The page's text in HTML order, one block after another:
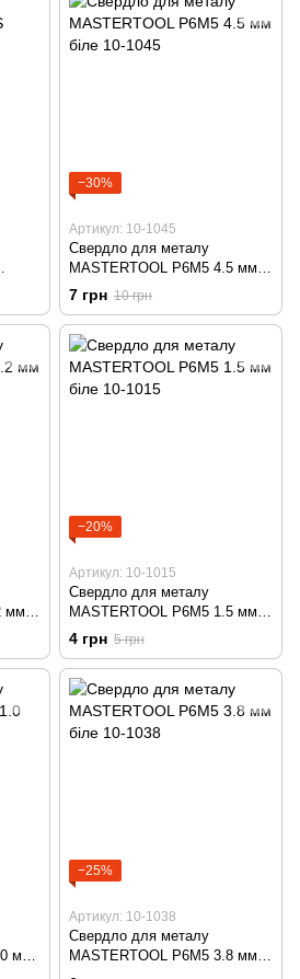
−30%
Артикул: 10-1045
Свердло для металу
MASTERTOOL Р6М5 4.5 мм
біле 10-1045
7 грн 10 грн
мм
−20%
Артикул: 10-1015
Свердло для металу
MASTERTOOL Р6М5 1.5 мм
біле 10-1015
4 грн 5 грн
мм
−25%
Артикул: 10-1038
Свердло для металу
MASTERTOOL Р6М5 3.8 мм
біле 10-1038